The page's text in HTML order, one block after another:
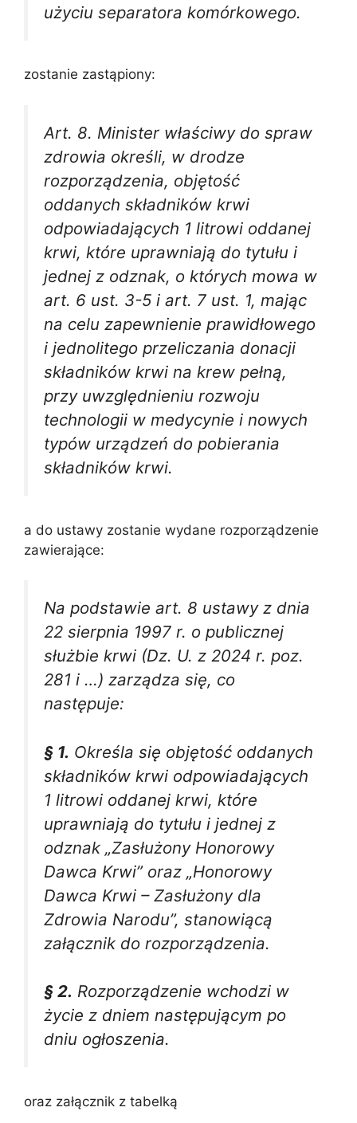
użyciu separatora komórkowego.
zostanie zastąpiony:
Art. 8. Minister właściwy do spraw
zdrowia określi, w drodze
rozporządzenia, objętość
oddanych składników krwi
odpowiadających 1 litrowi oddanej
krwi, które uprawniają do tytułu i
jednej z odznak, o których mowa w
art. 6 ust. 3-5 i art. 7 ust. 1, mając
na celu zapewnienie prawidłowego
i jednolitego przeliczania donacji
składników krwi na krew pełną,
przy uwzględnieniu rozwoju
technologii w medycynie i nowych
typów urządzeń do pobierania
składników krwi.
a do ustawy zostanie wydane rozporządzenie
zawierające:
Na podstawie art. 8 ustawy z dnia
22 sierpnia 1997 r. o publicznej
służbie krwi (Dz. U. z 2024 r. poz.
281 i …) zarządza się, co
następuje:
§ 1. Określa się objętość oddanych
składników krwi odpowiadających
1 litrowi oddanej krwi, które
uprawniają do tytułu i jednej z
odznak „Zasłużony Honorowy
Dawca Krwi” oraz „Honorowy
Dawca Krwi – Zasłużony dla
Zdrowia Narodu”, stanowiącą
załącznik do rozporządzenia.
§ 2. Rozporządzenie wchodzi w
życie z dniem następującym po
dniu ogłoszenia.
oraz załącznik z tabelką